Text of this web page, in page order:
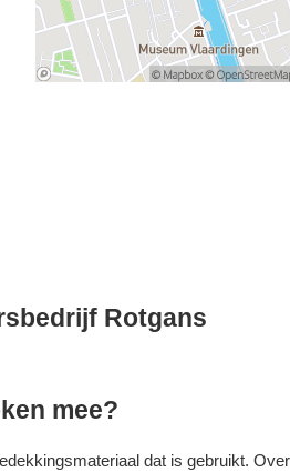
Rotgans
mee?
dat is gebruikt.